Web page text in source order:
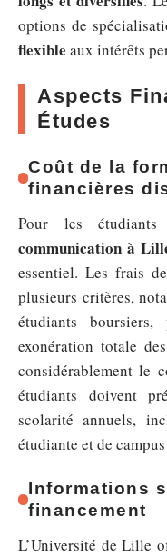
options de
flexible aux intérêts
Aspects
Études
Coût de la
financières
Pour les
communication à
essentiel. Les frais
plusieurs critères,
étudiants boursiers,
exonération totale
considérablement le
étudiants doivent
scolarité annuels,
étudiante et de
Informations
financement
L’Université de Lille